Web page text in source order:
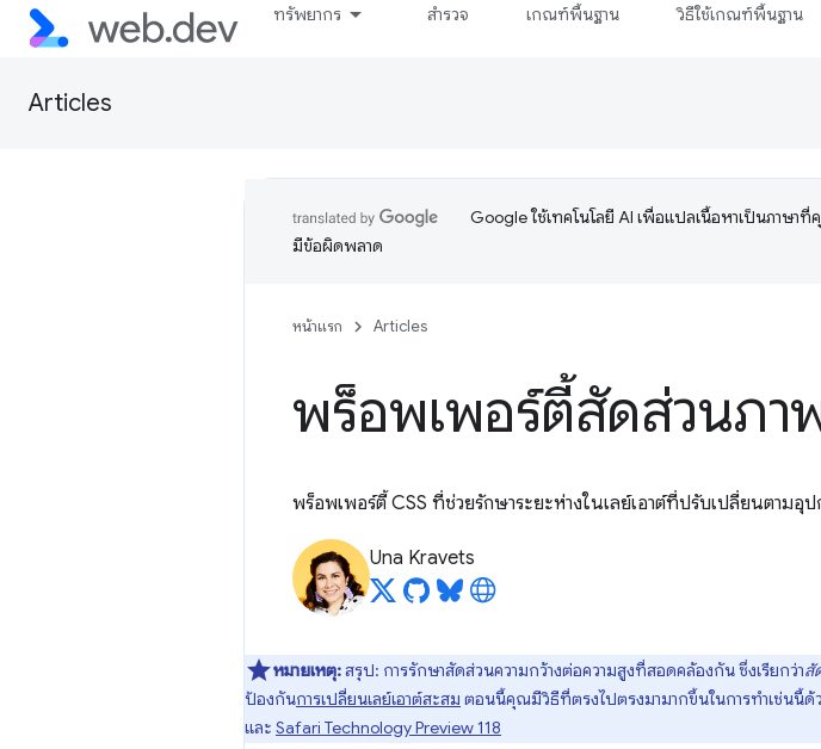
ทรัพยากร สำรวจ เกณฑ์พื้นฐาน วิธีใช้เกณฑ์พื้นฐาน
Articles
Google ใช้เทคโนโลยี AI เพื่อแปลเนื้อหาเป็นภาษา
มีข้อผิดพลาด
หน้าแรก Articles
พร็อพเพอร์ตี้สัดส่วนภา
พร็อพเพอร์ตี้ CSS ที่ช่วยรักษาระยะห่างในเลย์เอาต์ที่ปรับเปลี่ยนตามอุ
Una Kravets
หมายเหตุ:สรุป: การรักษาสัดส่วนความกว้างต่อความสูงที่สอดคล้องกัน ซึ่งเรียกว่าสั
ป้องกันการเปลี่ยนเลย์เอาต์สะสม ตอนนี้คุณมีวิธีที่ตรงไปตรงมามากขึ้นในการทำเช่นนี้ด้
และ Safari Technology Preview 118